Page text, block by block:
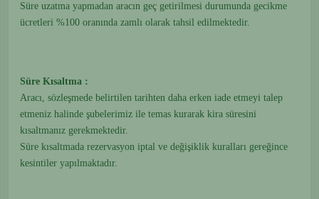
Süre uzatma yapmadan aracın geç getirilmesi durumunda gecikme
ücretleri %100 oranında zamlı olarak tahsil edilmektedir.
Süre Kısaltma :
Aracı, sözleşmede belirtilen tarihten daha erken iade etmeyi talep
etmeniz halinde şubelerimiz ile temas kurarak kira süresini
kısaltmanız gerekmektedir.
Süre kısaltmada rezervasyon iptal ve değişiklik kuralları gereğince
kesintiler yapılmaktadır.